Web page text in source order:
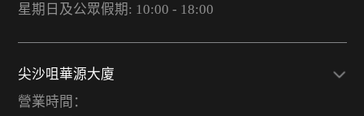
星期日及公眾假期: 10:00 - 18:00
尖沙咀華源大廈
營業時間：